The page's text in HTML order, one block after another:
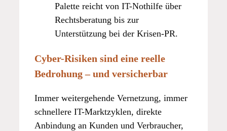
Palette reicht von IT-Nothilfe über
Rechtsberatung bis zur
Unterstützung bei der Krisen-PR.
Cyber-Risiken sind eine reelle
Bedrohung – und versicherbar
Immer weitergehende Vernetzung, immer
schnellere IT-Marktzyklen, direkte
Anbindung an Kunden und Verbraucher,